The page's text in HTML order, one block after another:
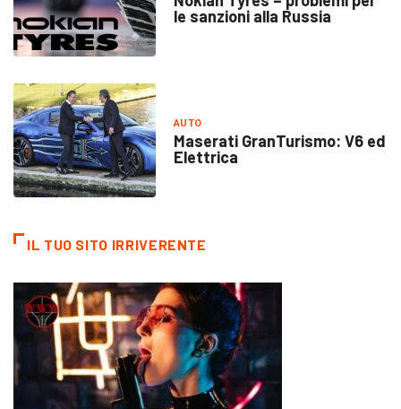
le sanzioni alla Russia
AUTO
Maserati GranTurismo: V6 ed
Elettrica
IL TUO SITO IRRIVERENTE